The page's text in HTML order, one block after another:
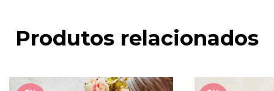
Produtos relacionados